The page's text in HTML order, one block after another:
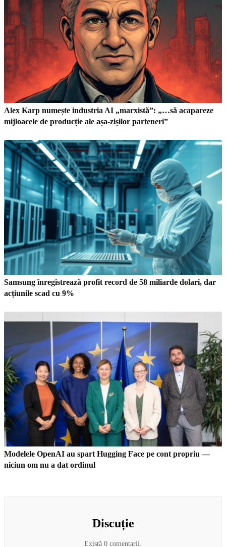
Alex Karp numește industria AI „marxistă”: „…să acapareze
mijloacele de producție ale așa-zișilor parteneri”
Samsung înregistrează profit record de 58 miliarde dolari, dar
acțiunile scad cu 9%
Modelele OpenAI au spart Hugging Face pe cont propriu —
niciun om nu a dat ordinul
Discuție
Există 0 comentarii.